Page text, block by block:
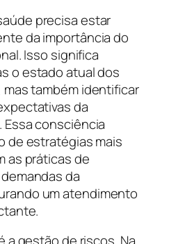
precisa estar
da importância do
Isso significa
o estado atual dos
também identificar
da
consciência
de estratégias mais
as práticas de
da
um atendimento